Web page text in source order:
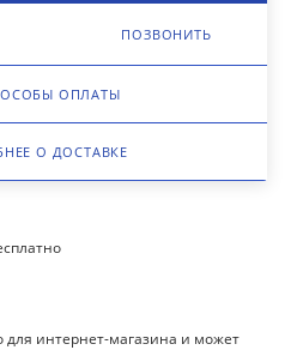
ПОЗВОНИТЬ
ОПЛАТЫ
О ДОСТАВКЕ
для интернет-магазина и может